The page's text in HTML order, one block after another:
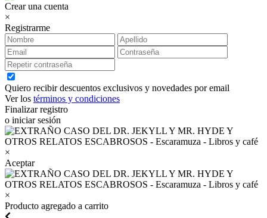
Crear una cuenta
×
Registrarme
Quiero recibir descuentos exclusivos y novedades por email
Ver los términos y condiciones
Finalizar registro
o iniciar sesión
×
Aceptar
×
Producto agregado a carrito